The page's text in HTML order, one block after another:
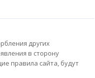
других
в сторону
правила сайта, будут